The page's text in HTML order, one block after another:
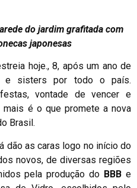
do jardim grafitada com
japonesas
hoje., 8, após um ano de
e sisters por todo o país.
vontade de vencer e
é o que promete a nova
Brasil.
dão as caras logo no início do
novos, de diversas regiões
pela produção do BBB e